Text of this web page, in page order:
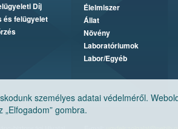
személyes adatai védelméről.
gombra.
Díj
és felügyelet
Élelmiszer
Állat
Növény
Laboratóriumok
Labor/Egyéb